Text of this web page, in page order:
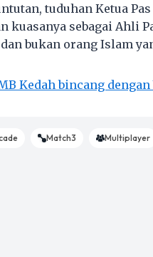
tuduhan Ketua
kuasanya sebagai Ahli
bukan orang Islam
Kedah bincang